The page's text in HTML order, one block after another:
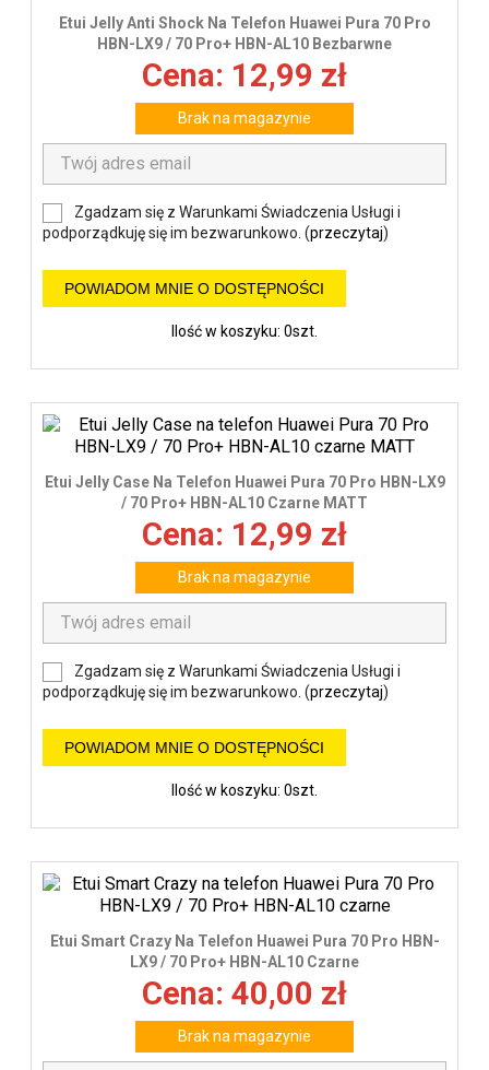
Etui Jelly Anti Shock Na Telefon Huawei Pura 70 Pro
HBN-LX9 / 70 Pro+ HBN-AL10 Bezbarwne
Cena: 12,99 zł
Brak na magazynie
Zgadzam się z Warunkami Świadczenia Usługi i
podporządkuję się im bezwarunkowo. (przeczytaj)
POWIADOM MNIE O DOSTĘPNOŚCI
Ilość w koszyku: 0szt.
Etui Jelly Case Na Telefon Huawei Pura 70 Pro HBN-LX9
/ 70 Pro+ HBN-AL10 Czarne MATT
Cena: 12,99 zł
Brak na magazynie
Zgadzam się z Warunkami Świadczenia Usługi i
podporządkuję się im bezwarunkowo. (przeczytaj)
POWIADOM MNIE O DOSTĘPNOŚCI
Ilość w koszyku: 0szt.
Etui Smart Crazy Na Telefon Huawei Pura 70 Pro HBN-
LX9 / 70 Pro+ HBN-AL10 Czarne
Cena: 40,00 zł
Brak na magazynie